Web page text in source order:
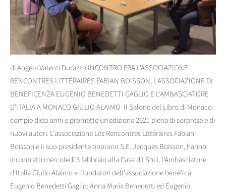
di Angela Valenti Durazzo INCONTRO FRA L'ASSOCIAZIONE
RENCONTRES LITTÉRAIRES FABIAN BOISSON, L'ASSOCIAZIONE DI
BENEFICENZA EUGENIO BENEDETTI GAGLIO E L'AMBASCIATORE
D'ITALIA A MONACO GIULIO ALAIMO Il Salone del Libro di Monaco
compie dieci anni e promette un'edizione 2021 piena di sorprese e di
nuovi autori. L'associazione Les Rencontres Littéraires Fabian
Boisson e il suo presidente onorario S.E. Jacques Boisson, hanno
incontrato mercoledì 3 febbraio alla Casa d'I Soci, l'Ambasciatore
d'Italia Giulio Alaimo e i fondatori dell'associazione benefica
Eugenio Benedetti Gaglio: Anna Maria Benedetti ed Eugenio